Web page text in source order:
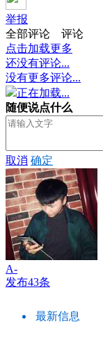
举报
全部评论
评论
点击加载更多
还没有评论...
没有更多评论...
正在加载...
随便说点什么
取消 确定
A-
发布43条
最新信息